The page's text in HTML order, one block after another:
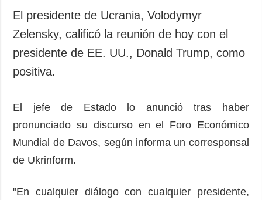
El presidente de Ucrania, Volodymyr
Zelensky, calificó la reunión de hoy con el
presidente de EE. UU., Donald Trump, como
positiva.
El jefe de Estado lo anunció tras haber
pronunciado su discurso en el Foro Económico
Mundial de Davos, según informa un corresponsal
de Ukrinform.
"En cualquier diálogo con cualquier presidente,